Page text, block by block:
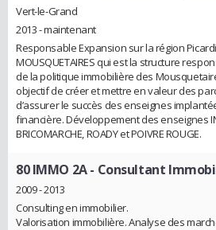
Vert-le-Grand
2013 - maintenant
Responsable Expansion sur la région
MOUSQUETAIRES qui est la structure
de la politique immobilière des
objectif de créer et mettre en valeur des
d’assurer le succès des enseignes
financière. Développement des enseignes
BRICOMARCHE, ROADY et POIVRE ROUGE.
80 IMMO 2A- Consultant
2009 - 2013
Consulting en immobilier.
Valorisation immobilière. Analyse des